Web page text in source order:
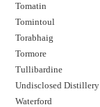
Tomatin
Tomintoul
Torabhaig
Tormore
Tullibardine
Undisclosed Distillery
Waterford